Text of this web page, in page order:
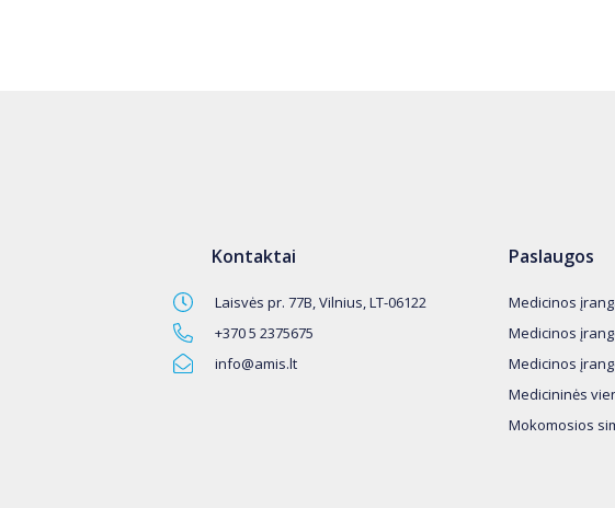
Kontaktai
Laisvės pr. 77B, Vilnius, LT-06122
+370 5 2375675
info@amis.lt
Paslaugos
Medicinos
Medicinos
Medicinos
Medicininės
Mokomosios